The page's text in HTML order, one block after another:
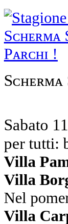
Sᴄʜᴇʀᴍᴀ
Sabato
per tutti:
Villa
Villa
Nel
Villa